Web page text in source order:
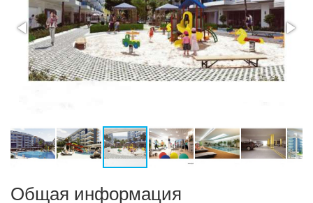
Общая информация